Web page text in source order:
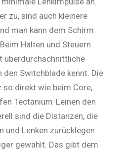
zu, sind auch kleinere
man kann dem Schirm
Halten und Steuern
überdurchschnittliche
Switchblade kennt. Die
so direkt wie beim Core,
Tectanium-Leinen den
sind die Distanzen, die
und Lenken zurücklegen
gewählt. Das gibt dem